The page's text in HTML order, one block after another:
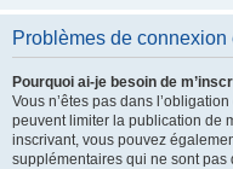
Problèmes de connexion
Pourquoi ai-je besoin de
Vous n’êtes pas dans
peuvent limiter la publication de
inscrivant, vous pouvez
supplémentaires qui ne sont pas